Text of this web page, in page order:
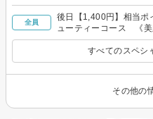
全員
後日【1,400円】相当ポ
ューティーコース 《美
パマッサージコース》
すべてのスペシ
その他の